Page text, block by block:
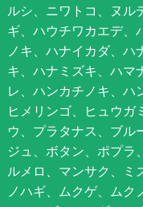
ルシ、ニワトコ、ヌル
ギ、ハウチワカエデ、
ノキ、ハナイカダ、ハ
キ、ハナミズキ、ハマ
レ、ハンカチノキ、ハ
ヒメリンゴ、ヒュウガ
ウ、プラタナス、ブル
ジュ、ボタン、ポプラ
ルメロ、マンサク、ミ
ノハギ、ムクゲ、ムク